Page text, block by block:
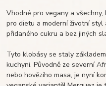
Vhodné pro vegany a všechny,
pro dietu a moderní životní styl
přidaného cukru a bez jiných
Tyto klobásy se staly
kuchyni. Původně ze severní
nebo hovězího masa, je nyní